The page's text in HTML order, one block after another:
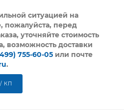
ситуацией на
пожалуйста, перед
уточняйте стоимость
возможность доставки
755-60-05 или почте
.
КП